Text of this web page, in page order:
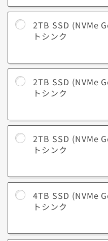
2TB SSD (NVMe
トシンク
2TB SSD (NVMe
トシンク
2TB SSD (NVMe
トシンク
4TB SSD (NVMe
トシンク